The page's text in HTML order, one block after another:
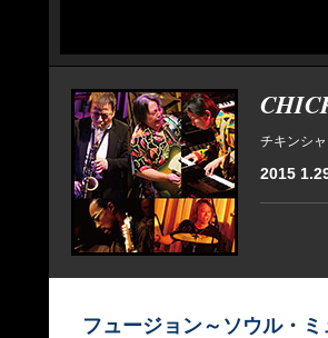
チキンシャ
2015
フュージョン～ソウル・